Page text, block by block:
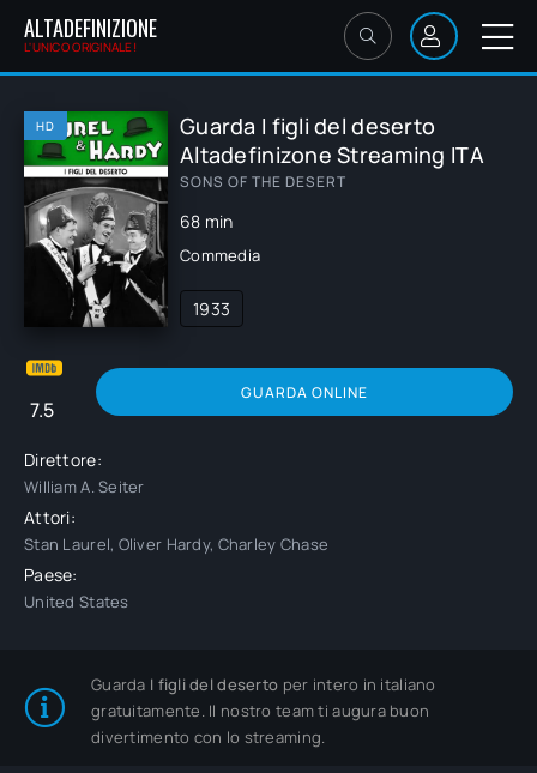
ALTADEFINIZIONE
L'UNICO ORIGINALE!
HD
Guarda I figli del deserto
Altadefinizone Streaming ITA
SONS OF THE DESERT
68 min
Commedia
1933
7.5
GUARDA ONLINE
Direttore:
William A. Seiter
Attori:
Stan Laurel, Oliver Hardy, Charley Chase
Paese:
United States
Guarda I figli del deserto per intero in italiano
gratuitamente. Il nostro team ti augura buon
divertimento con lo streaming.